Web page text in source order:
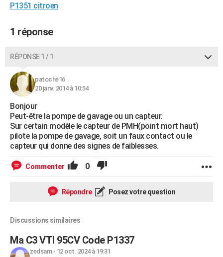
S'inscrire
Se connecter
Lycées
Collèges
Primaires
Universités
Entreprises
Service militaire
Avis de recherche
AVIS DE DÉCÈS
FORUM
Bricolage
Lifestyle
Culture
Sport
Auto
Television
Voyage
Cinema
P1351 citroen
1 réponse
RÉPONSE 1 / 1
patoche16
20 janv. 2014 à 10:54
Bonjour
Peut-être la pompe de gavage ou un capteur.
Sur certain modèle le capteur de PMH(point mort haut)
pilote la pompe de gavage, soit un faux contact ou le
capteur qui donne des signes de faiblesses.
Commenter 0
Répondre Posez votre question
Discussions similaires
Ma C3 VTI 95CV Code P1337
zedsam- 12 oct. 2024 à 19:31